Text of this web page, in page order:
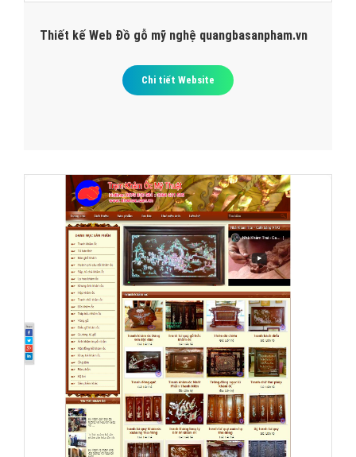
Thiết kế Web Đồ gỗ mỹ nghệ quangbasanpham.vn
Chi tiết Website